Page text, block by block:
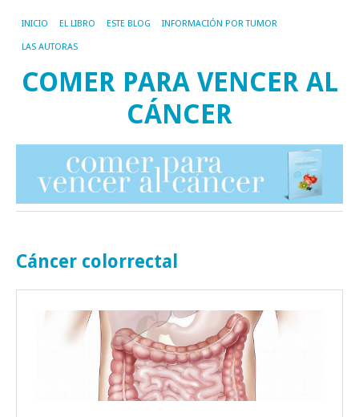
INICIO EL LIBRO ESTE BLOG INFORMACIÓN POR TUMOR
LAS AUTORAS
COMER PARA VENCER AL
CÁNCER
Cáncer colorrectal